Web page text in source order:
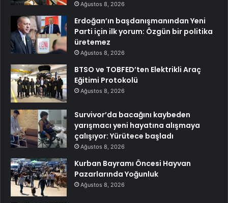
Ağustos 8, 2026
Erdoğan’ın başdanışmanından Yeni
Parti için ilk yorum: Özgün bir politika
üretemez
Ağustos 8, 2026
BTSO ve TOBFED’ten Elektrikli Araç
Eğitimi Protokolü
Ağustos 8, 2026
Survivor’da bacağını kaybeden
yarışmacı yeni hayatına alışmaya
çalışıyor: Yürütece başladı
Ağustos 8, 2026
Kurban Bayramı Öncesi Hayvan
Pazarlarında Yoğunluk
Ağustos 8, 2026